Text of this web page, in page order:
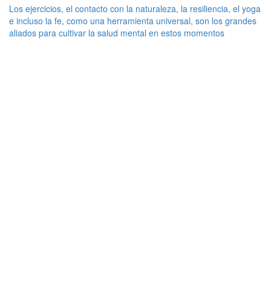
Los ejercicios, el contacto con la naturaleza, la resiliencia, el yoga
e incluso la fe, como una herramienta universal, son los grandes
aliados para cultivar la salud mental en estos momentos